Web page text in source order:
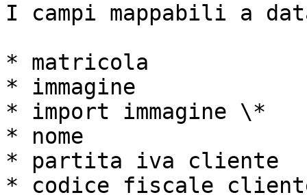
I campi mappabili a
* matricola
* immagine
* import immagine \*
* nome
* partita iva cliente
* codice fiscale